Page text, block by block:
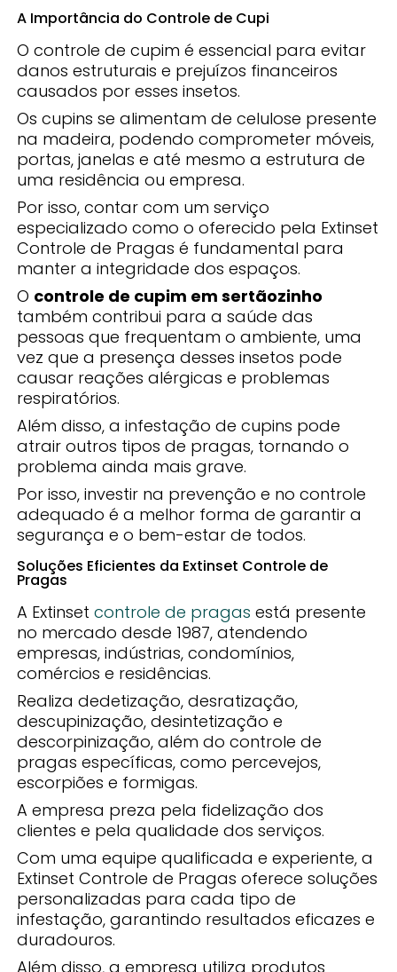
A Importância do Controle de Cupi
O controle de cupim é essencial para evitar
danos estruturais e prejuízos financeiros
causados por esses insetos.
Os cupins se alimentam de celulose presente
na madeira, podendo comprometer móveis,
portas, janelas e até mesmo a estrutura de
uma residência ou empresa.
Por isso, contar com um serviço
especializado como o oferecido pela Extinset
Controle de Pragas é fundamental para
manter a integridade dos espaços.
O controle de cupim em sertãozinho
também contribui para a saúde das
pessoas que frequentam o ambiente, uma
vez que a presença desses insetos pode
causar reações alérgicas e problemas
respiratórios.
Além disso, a infestação de cupins pode
atrair outros tipos de pragas, tornando o
problema ainda mais grave.
Por isso, investir na prevenção e no controle
adequado é a melhor forma de garantir a
segurança e o bem-estar de todos.
Soluções Eficientes da Extinset Controle de
Pragas
A Extinsetcontrole de pragas está presente
no mercado desde 1987, atendendo
empresas, indústrias, condomínios,
comércios e residências.
Realiza dedetização, desratização,
descupinização, desintetização e
descorpinização, além do controle de
pragas específicas, como percevejos,
escorpiões e formigas.
A empresa preza pela fidelização dos
clientes e pela qualidade dos serviços.
Com uma equipe qualificada e experiente, a
Extinset Controle de Pragas oferece soluções
personalizadas para cada tipo de
infestação, garantindo resultados eficazes e
duradouros.
Além disso, a empresa utiliza produtos